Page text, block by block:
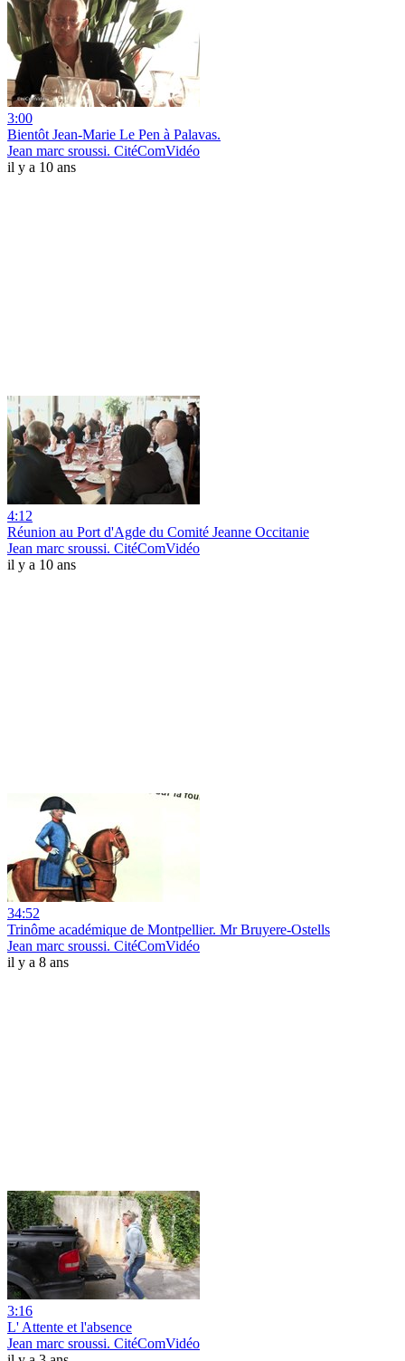
3:00
Bientôt Jean-Marie Le Pen à Palavas.
Jean marc sroussi. CitéComVidéo
il y a 10 ans
4:12
Réunion au Port d'Agde du Comité Jeanne Occitanie
Jean marc sroussi. CitéComVidéo
il y a 10 ans
34:52
Trinôme académique de Montpellier. Mr Bruyere-Ostells
Jean marc sroussi. CitéComVidéo
il y a 8 ans
3:16
L' Attente et l'absence
Jean marc sroussi. CitéComVidéo